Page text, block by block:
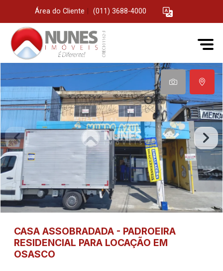
Área do Cliente (011) 3688-4000
CASA ASSOBRADADA - PADROEIRA
RESIDENCIAL PARA LOCAÇÃO EM
OSASCO